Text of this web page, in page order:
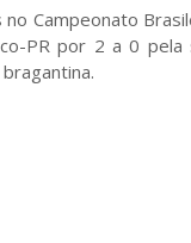
Campeonato
PR por 2 a 0 pela